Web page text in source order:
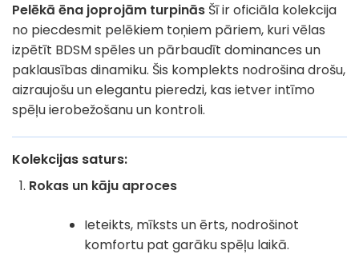
Pelēkā ēna joprojām turpinās Šī ir oficiāla kolekcija
no piecdesmit pelēkiem toņiem pāriem, kuri vēlas
izpētīt BDSM spēles un pārbaudīt dominances un
paklausības dinamiku. Šis komplekts nodrošina drošu,
aizraujošu un elegantu pieredzi, kas ietver intīmo
spēļu ierobežošanu un kontroli.
Kolekcijas saturs:
Rokas un kāju aproces
Ieteikts, mīksts un ērts, nodrošinot
komfortu pat garāku spēļu laikā.